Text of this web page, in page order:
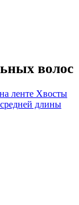
волос
ленте Хвосты
длины